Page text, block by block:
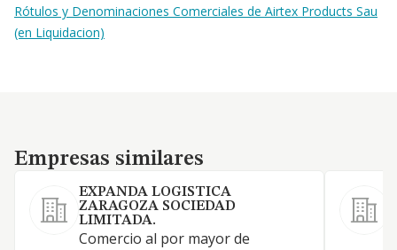
Rótulos y Denominaciones Comerciales de Airtex Products Sau
(en Liquidacion)
Empresas similares
Empresas similares
EXPANDA LOGISTICA
ZARAGOZA SOCIEDAD
LIMITADA.
Comercio al por mayor de